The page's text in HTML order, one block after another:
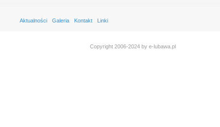
Aktualności Galeria Kontakt Linki
Copyright 2006-2024 by e-lubawa.pl